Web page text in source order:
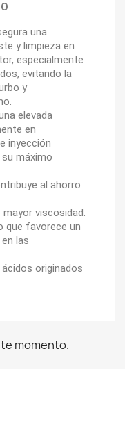
una
y limpieza en
especialmente
evitando la
y
elevada
en
inyección
máximo
al ahorro
viscosidad.
que favorece un
las
originados
momento.